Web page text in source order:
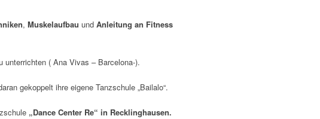
, Muskelaufbau und Anleitung an Fitness
unterrichten ( Ana Vivas – Barcelona-).
gekoppelt ihre eigene Tanzschule „Bailalo“.
„Dance Center Re“ in Recklinghausen.